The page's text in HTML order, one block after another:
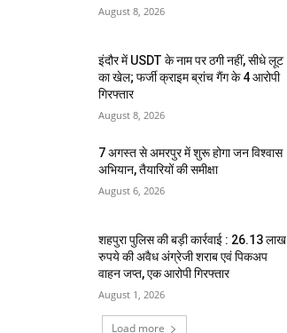
August 8, 2026
इंदौर में USDT के नाम पर ठगी नहीं, सीधे लूट
का खेल; फर्जी क्राइम ब्रांच गैंग के 4 आरोपी
गिरफ्तार
August 8, 2026
7 अगस्त से अमरपुर में शुरू होगा जन विश्वास
अभियान, तैयारियों की समीक्षा
August 6, 2026
शहपुरा पुलिस की बड़ी कार्रवाई : 26.13 लाख
रुपये की अवैध अंग्रेजी शराब एवं पिकअप
वाहन जप्त, एक आरोपी गिरफ्तार
August 1, 2026
Load more